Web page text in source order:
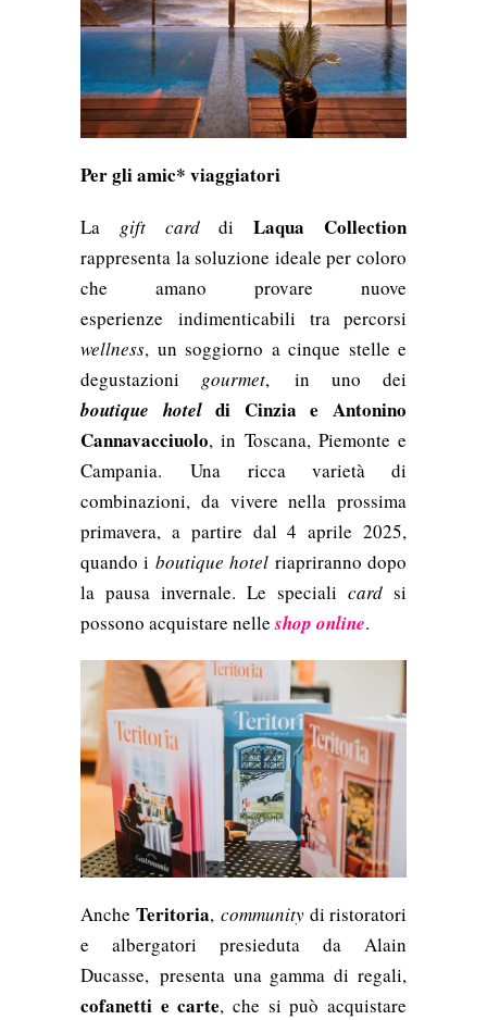
Per gli amic* viaggiatori
La gift carddiLaqua Collection
rappresenta la soluzione ideale per coloro
che amano provare nuove
esperienzeindimenticabili tra percorsi
wellness, un soggiorno a cinque stelle e
degustazioni gourmet, in uno dei
boutique hoteldi Cinzia e Antonino
Cannavacciuolo, in Toscana, Piemonte e
Campania.Una ricca varietà di
combinazioni, da vivere nella prossima
primavera, a partire dal 4 aprile 2025,
quando i boutique hotel riapriranno dopo
la pausa invernale. Le speciali card si
possono acquistare nelleshop online.
Anche Teritoria, community di ristoratori
e albergatori presieduta da Alain
Ducasse, presenta una gamma di regali,
cofanetti e carte, che si può acquistare